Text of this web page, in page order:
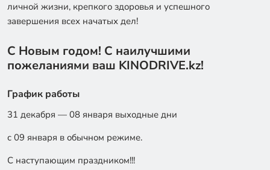
личной жизни, крепкого здоровья и успешного
завершения всех начатых дел!
С Новым годом! С наилучшими
пожеланиями ваш KINODRIVE.kz!
График работы
31 декабря — 08 января выходные дни
с 09 января в обычном режиме.
С наступающим праздником!!!